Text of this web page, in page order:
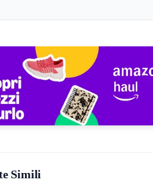
tra cui HDMI 2.0 e
ne pensa chi l’ha provato
apprezzano la qualità visiva
sono frequentemente
un po’ di tempo per
il comfort visivo.
Simili